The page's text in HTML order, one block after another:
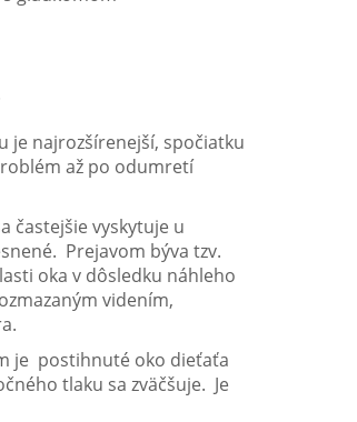
je najrozšírenejší, spočiatku
až po odumretí
častejšie vyskytuje u
Prejavom býva tzv.
oka v dôsledku náhleho
videním,
je postihnuté oko dieťaťa
tlaku sa zväčšuje. Je